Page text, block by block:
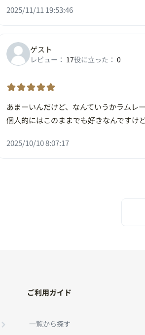
2025/11/11 19:53:46
ゲスト
レビュー： 17役に立った： 0
あまーいんだけど、なんていうかラムレ
個人的にはこのままでも好きなんですけ
2025/10/10 8:07:17
ご利用ガイド
一覧から探す